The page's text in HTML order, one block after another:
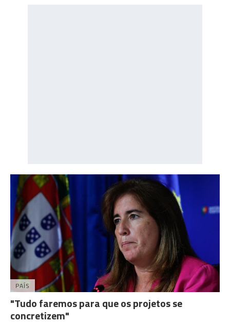
PAÍS
"Tudo faremos para que os projetos se
concretizem"